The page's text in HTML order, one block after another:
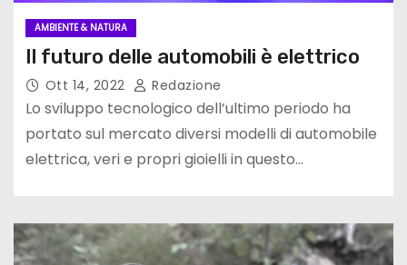
AMBIENTE & NATURA
Il futuro delle automobili è elettrico
Ott 14, 2022 Redazione
Lo sviluppo tecnologico dell’ultimo periodo ha
portato sul mercato diversi modelli di automobile
elettrica, veri e propri gioielli in questo…